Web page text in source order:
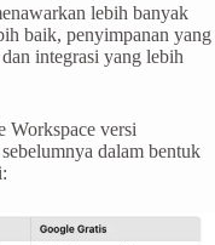
lebih banyak
baik, penyimpanan yang
integrasi yang lebih
Workspace versi
dalam bentuk